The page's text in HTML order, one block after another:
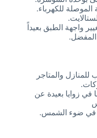
للكهرباء.
واجهة الطبق بعيداً
والمتاجر
في زوايا بعيدة عن
في ضوء الشمس.